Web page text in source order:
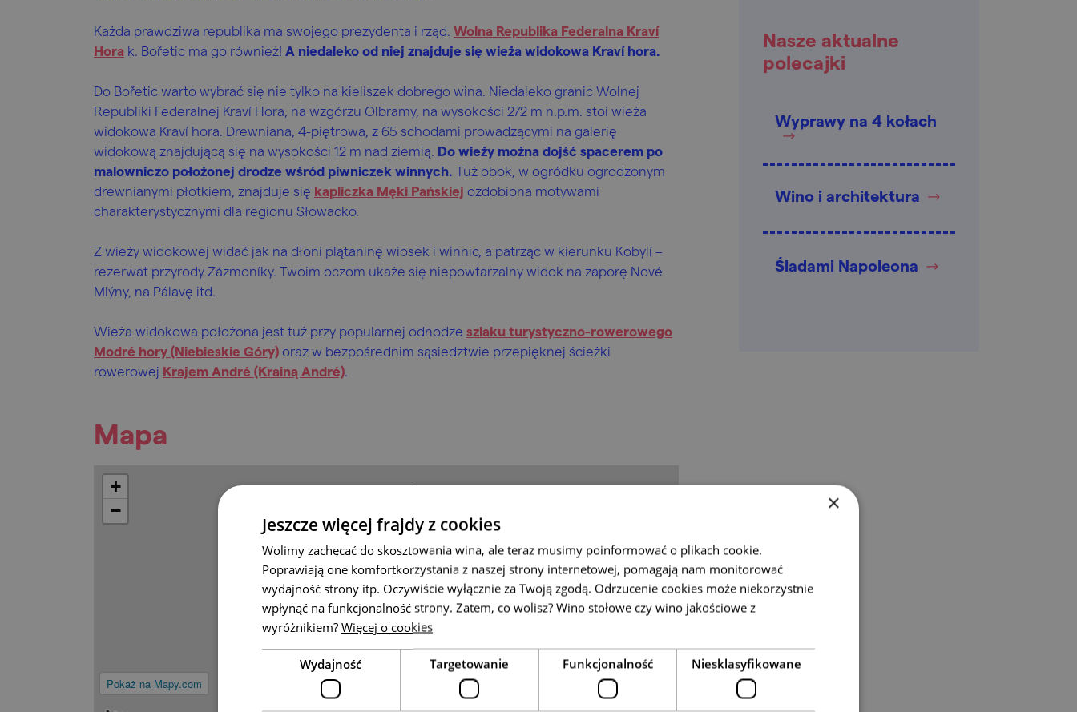
Każda prawdziwa republika ma swojego prezydenta i rząd. Wolna Republika Federalna Kraví
Hora k. Bořetic ma go również! A niedaleko od niej znajduje się wieża widokowa Kraví hora.
Do Bořetic warto wybrać się nie tylko na kieliszek dobrego wina. Niedaleko granic Wolnej
Republiki Federalnej Kraví Hora, na wzgórzu Olbramy, na wysokości 272 m n.p.m. stoi wieża
widokowa Kraví hora. Drewniana, 4-piętrowa, z 65 schodami prowadzącymi na galerię
widokową znajdującą się na wysokości 12 m nad ziemią. Do wieży można dojść spacerem po
malowniczo położonej drodze wśród piwniczek winnych. Tuż obok, w ogródku ogrodzonym
drewnianymi płotkiem, znajduje się kapliczka Męki Pańskiej ozdobiona motywami
charakterystycznymi dla regionu Słowacko.
Z wieży widokowej widać jak na dłoni plątaninę wiosek i winnic, a patrząc w kierunku Kobylí –
rezerwat przyrody Zázmoníky. Twoim oczom ukaże się niepowtarzalny widok na zaporę Nové
Mlýny, na Pálavę itd.
Wieża widokowa położona jest tuż przy popularnej odnodze szlaku turystyczno-rowerowego
Modré hory (Niebieskie Góry) oraz w bezpośrednim sąsiedztwie przepięknej ścieżki
rowerowej Krajem André (Krainą André).
Mapa
Pokaż na Mapy.com
+
−
Nasze aktualne
polecajki
Wyprawy na 4 kołach
Wino i architektura
Śladami Napoleona
×
Jeszcze więcej frajdy z cookies
Wolimy zachęcać do skosztowania wina, ale teraz musimy poinformować o plikach cookie.
Poprawiają one komfortkorzystania z naszej strony internetowej, pomagają nam monitorować
wydajność strony itp. Oczywiście wyłącznie za Twoją zgodą. Odrzucenie cookies może niekorzystnie
wpłynąć na funkcjonalność strony. Zatem, co wolisz? Wino stołowe czy wino jakościowe z
wyróżnikiem? Więcej o cookies
Wydajność Targetowanie Funkcjonalność Niesklasyfikowane